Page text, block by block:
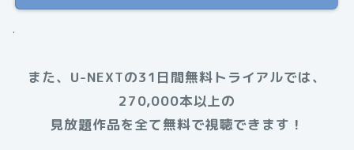
.
また、U-NEXTの31日間無料トライアルでは、
270,000本以上の
見放題作品を全て無料で視聴できます！